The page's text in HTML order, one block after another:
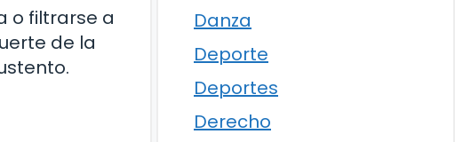
o filtrarse a
de la
Danza
Deporte
Deportes
Derecho